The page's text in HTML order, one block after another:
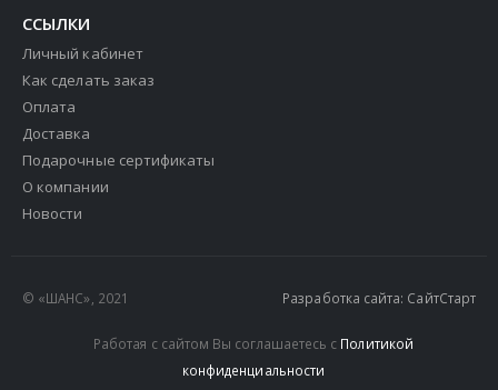
ССЫЛКИ
Личный кабинет
Как сделать заказ
Оплата
Доставка
Подарочные сертификаты
О компании
Новости
© «ШАНС», 2021 Разработка сайта: СайтСтарт
Работая с сайтом Вы соглашаетесь с Политикой
конфиденциальности